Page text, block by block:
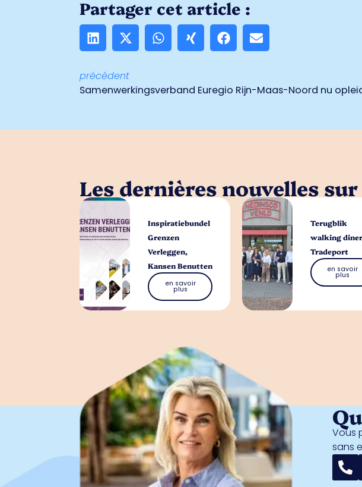
Partager cet article :
précédent
Les dernières nouvelles
Inspiratiebundel
Grenzen
Verleggen,
Kansen Benutten
en savoir
plus
Terugblik
walking diner
Tradeport
en savoir
plus
Vous
sans